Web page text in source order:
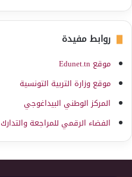
روابط مفيدة
موقع Edunet.tn
موقع وزارة التربية التونسية
المركز الوطني البيداغوجي
الفضاء الرقمي للمراجعة والتدارك